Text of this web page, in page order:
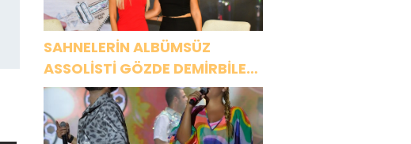
SAHNELERİN ALBÜMSÜZ
ASSOLİSTİ GÖZDE DEMİRBİLEK,
NR1 MAGAZİN’DE: “SON
ASSOLİST OLARAK VAR
OLACAĞIM!”